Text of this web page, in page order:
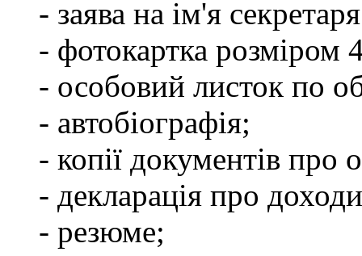
- заява на ім'я
- фотокартка розміром
- особовий листок по
- автобіографія;
- копії документів про
- декларація про
- резюме;